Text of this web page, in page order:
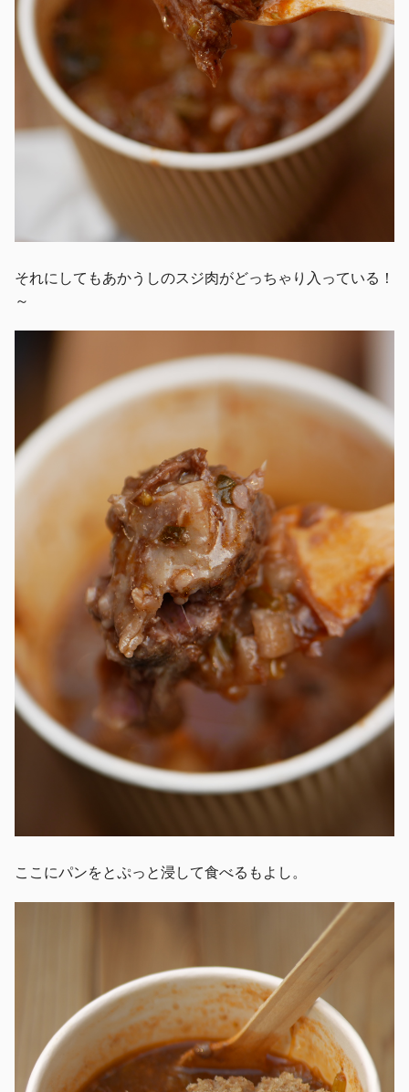
それにしてもあかうしのスジ肉がどっちゃり入っている！
～
ここにパンをとぷっと浸して食べるもよし。